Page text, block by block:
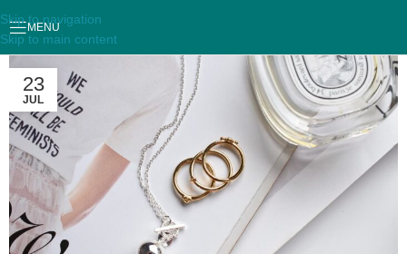
Skip to navigation
Skip to main content
MENU
23
JUL